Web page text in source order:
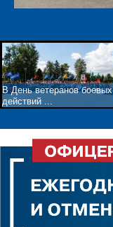
В День ветеранов боевых
действий ...